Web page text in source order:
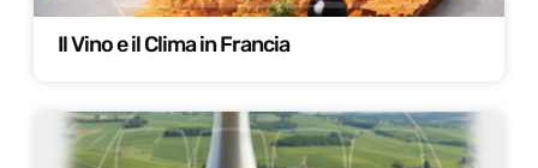
Il Vino e il Clima in Francia